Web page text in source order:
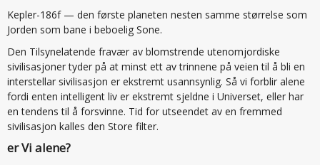
Kepler-186f — den første planeten nesten samme størrelse som
Jorden som bane i beboelig Sone.
Den Tilsynelatende fravær av blomstrende utenomjordiske
sivilisasjoner tyder på at minst ett av trinnene på veien til å bli en
interstellar sivilisasjon er ekstremt usannsynlig. Så vi forblir alene
fordi enten intelligent liv er ekstremt sjeldne i Universet, eller har
en tendens til å forsvinne. Tid for utseendet av en fremmed
sivilisasjon kalles den Store filter.
er Vi alene?